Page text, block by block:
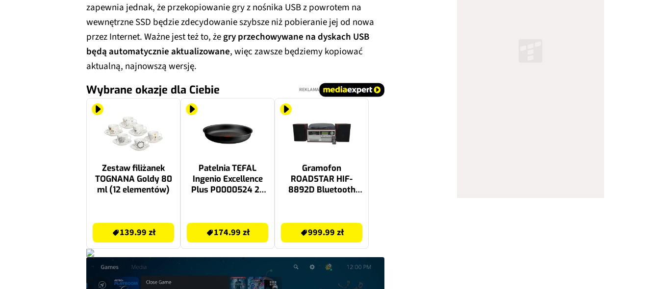
zapewnia jednak, że przekopiowanie gry z nośnika USB z powrotem na
wewnętrzne SSD będzie zdecydowanie szybsze niż pobieranie jej od nowa
przez Internet. Ważne jest też to, żegry przechowywane na dyskach USB
będą automatycznie aktualizowane, więc zawsze będziemy kopiować
aktualną, najnowszą wersję.
Wybrane okazje dla Ciebie REKLAMA
Zestaw filiżanek
TOGNANA Goldy 80
ml (12 elementów)
139.99 zł
Patelnia TEFAL
Ingenio Excellence
Plus P0000524 26
174.99 zł
Gramofon
ROADSTAR HIF-
8892D Bluetooth
999.99 zł